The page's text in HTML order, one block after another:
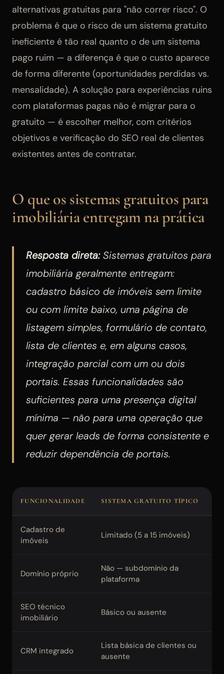
alternativas gratuitas para "não correr risco". O
problema é que o risco de um sistema gratuito
ineficiente é tão real quanto o de um sistema
pago ruim — a diferença é que o custo aparece
de forma diferente (oportunidades perdidas vs.
mensalidade). A solução para experiências ruins
com plataformas pagas não é migrar para o
gratuito — é escolher melhor, com critérios
objetivos e verificação do SEO real de clientes
existentes antes de contratar.
O que os sistemas gratuitos para
imobiliária entregam na prática
Resposta direta:Sistemas gratuitos para
imobiliária geralmente entregam:
cadastro básico de imóveis sem limite
ou com limite baixo, uma página de
listagem simples, formulário de contato,
lista de clientes e, em alguns casos,
integração parcial com um ou dois
portais. Essas funcionalidades são
suficientes para uma presença digital
mínima — não para uma operação que
quer gerar leads de forma consistente e
reduzir dependência de portais.
FUNCIONALIDADE SISTEMA GRATUITO TÍPICO
Cadastro de
imóveis
Limitado (5 a 15 imóveis)
Domínio próprio
Não — subdomínio da
plataforma
SEO técnico
imobiliário
Básico ou ausente
CRM integrado
Lista básica de clientes ou
ausente